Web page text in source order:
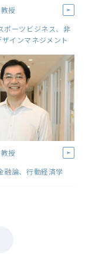
教授
ポーツビジネス、非
インマネジメント
教授
融論、行動経済学